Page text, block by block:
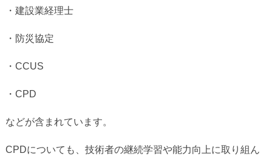
・建設業経理士
・防災協定
・CCUS
・CPD
などが含まれています。
CPDについても、技術者の継続学習や能力向上に取り組ん